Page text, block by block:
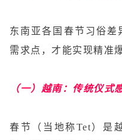
东南亚各国春节习俗差
需求点，才能实现精准
（一）越南：传统仪式
春节（当地称Tet）是